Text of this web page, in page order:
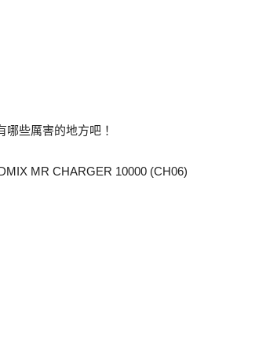
些厲害的地方吧！